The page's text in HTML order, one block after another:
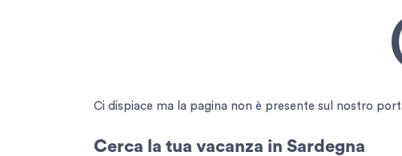
Ci dispiace ma la pagina non è presente sul nostro
Cerca la tua vacanza in Sardegna